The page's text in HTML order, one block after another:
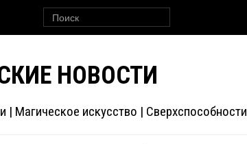
НОВОСТИ
| Магическое искусство | Сверхспособности